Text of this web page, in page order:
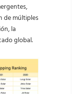
de múltiples
la
global.